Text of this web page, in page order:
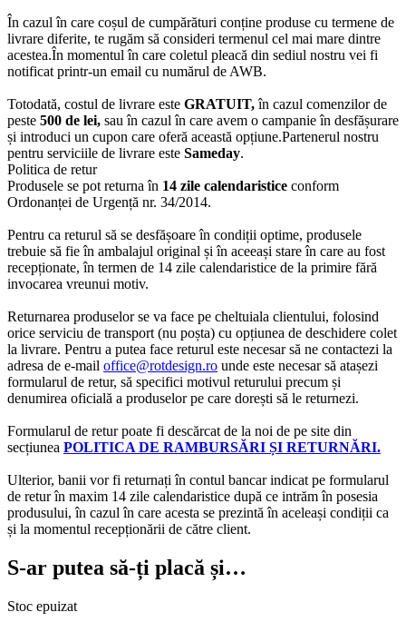
În cazul în care coșul de cumpărături conține produse cu termene de
livrare diferite, te rugăm să consideri termenul cel mai mare dintre
acestea.În momentul în care coletul pleacă din sediul nostru vei fi
notificat printr-un email cu numărul de AWB.
Totodată, costul de livrare este GRATUIT,în cazul comenzilor de
peste 500 de lei, sau în cazul în care avem o campanie în desfășurare
și introduci un cupon care oferă această opțiune.Partenerul nostru
pentru serviciile de livrare este Sameday.
Politica de retur
Produsele se pot returna în 14 zile calendaristice conform
Ordonanței de Urgență nr. 34/2014.
Pentru ca returul să se desfășoare în condiții optime, produsele
trebuie să fie în ambalajul original și în aceeași stare în care au fost
recepționate, în termen de 14 zile calendaristice de la primire fără
invocarea vreunui motiv.
Returnarea produselor se va face pe cheltuiala clientului, folosind
orice serviciu de transport (nu poșta) cu opțiunea de deschidere colet
la livrare. Pentru a putea face returul este necesar să ne contactezi la
adresa de e-mail office@rotdesign.ro unde este necesar să atașezi
formularul de retur, să specifici motivul returului precum și
denumirea oficială a produselor pe care dorești să le returnezi.
Formularul de retur poate fi descărcat de la noi de pe site din
secțiunea POLITICA DE RAMBURSĂRI ȘI RETURNĂRI.
Ulterior, banii vor fi returnați în contul bancar indicat pe formularul
de retur în maxim 14 zile calendaristice după ce intrăm în posesia
produsului, în cazul în care acesta se prezintă în aceleași condiții ca
și la momentul recepționării de către client.
S-ar putea să-ți placă și…
Stoc epuizat